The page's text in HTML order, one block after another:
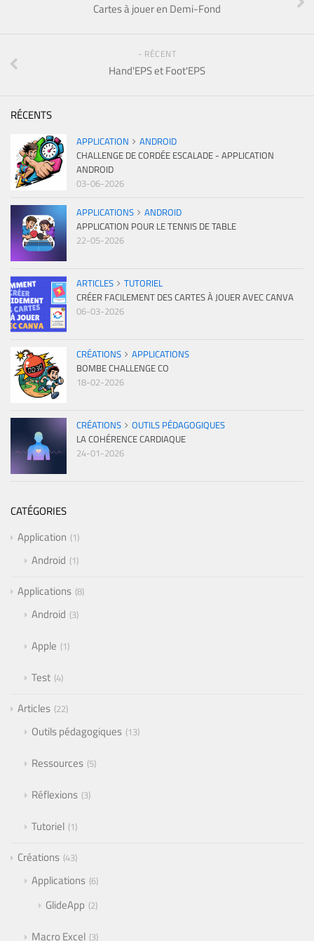
Cartes à jouer en Demi-Fond
- RÉCENT
Hand'EPS et Foot'EPS
RÉCENTS
APPLICATION
ANDROID
CHALLENGE DE CORDÉE ESCALADE - APPLICATION
ANDROID
03-06-2026
APPLICATIONS
ANDROID
APPLICATION POUR LE TENNIS DE TABLE
22-05-2026
ARTICLES
TUTORIEL
CRÉER FACILEMENT DES CARTES À JOUER AVEC CANVA
06-03-2026
CRÉATIONS
APPLICATIONS
BOMBE CHALLENGE CO
18-02-2026
CRÉATIONS
OUTILS PÉDAGOGIQUES
LA COHÉRENCE CARDIAQUE
24-01-2026
CATÉGORIES
Application 1
Android 1
Applications 8
Android 3
Apple 1
Test 4
Articles 22
Outils pédagogiques 13
Ressources 5
Réflexions 3
Tutoriel 1
Créations 43
Applications 6
GlideApp 2
Macro Excel 3